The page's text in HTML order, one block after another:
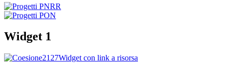
Widget 1
Widget con link a risorsa